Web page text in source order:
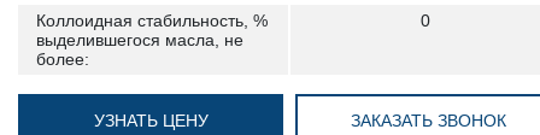
Коллоидная стабильность, %
выделившегося масла, не
более:
0
УЗНАТЬ ЦЕНУ ЗАКАЗАТЬ ЗВОНОК